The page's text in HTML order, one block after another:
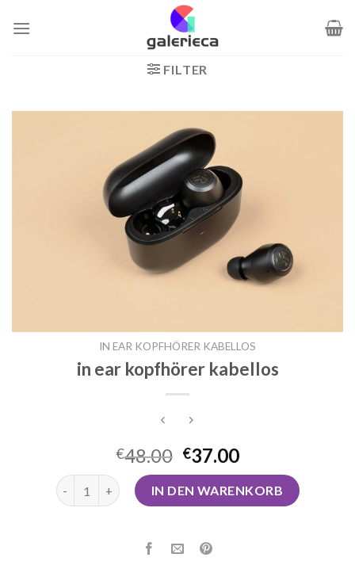
Inhalt
FILTER
IN EAR KOPFHÖRER KABELLOS
in ear kopfhörer kabellos
€48.00 €37.00
in ear kopfhörer kabellos Menge
IN DEN WARENKORB